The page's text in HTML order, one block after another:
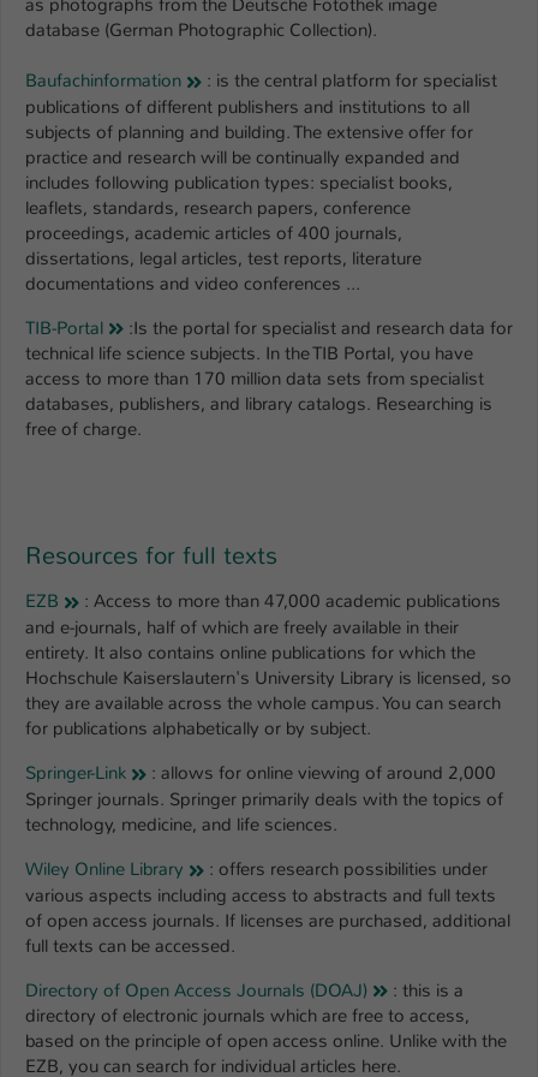
database (German Photographic Collection).
Baufachinformation
: is the central platform for specialist
publications of different publishers and institutions to all
subjects of planning and building. The extensive offer for
practice and research will be continually expanded and
includes following publication types: specialist books,
leaflets, standards, research papers, conference
proceedings, academic articles of 400 journals,
dissertations, legal articles, test reports, literature
documentations and video conferences ...
TIB-Portal
:Is the portal for specialist and research data for
technical life science subjects. In the TIB Portal, you have
access to more than 170 million data sets from specialist
databases, publishers, and library catalogs. Researching is
free of charge.
Resources for full texts
EZB
: Access to more than 47,000 academic publications
and e-journals, half of which are freely available in their
entirety. It also contains online publications for which the
Hochschule Kaiserslautern's University Library is licensed, so
they are available across the whole campus. You can search
for publications alphabetically or by subject.
Springer-Link
: allows for online viewing of around 2,000
Springer journals. Springer primarily deals with the topics of
technology, medicine, and life sciences.
Wiley Online Library
: offers research possibilities under
various aspects including access to abstracts and full texts
of open access journals. If licenses are purchased, additional
full texts can be accessed.
Directory of Open Access Journals (DOAJ)
: this is a
directory of electronic journals which are free to access,
based on the principle of open access online. Unlike with the
EZB, you can search for individual articles here.
Einstellungen. Unter anderem eine zufällig
generierte ID, für die historische
Einstellungen, falls der Webseiten-
Betreiber dies eingestellt hat.
Name fe_typo_user / PHPSESSID
Anbieter TYPO3
Laufzeit 1 Woche
Zweck
Dieses Cookie ist ein Standard-Session-
Cookie von TYPO3. Es speichert im Fall
eines Intranet-Logins die Session-ID. So
Anbieter TYPO3
Laufzeit 1 Tag
Zweck
Dieser Cookie teilt der Webseite mit, ob
ein Besucher im Typo3-Backend
angemeldet ist und Rechte besitzt diese
zu verwalten.